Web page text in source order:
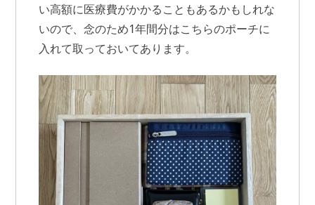
い高額に医療費がかかることもあるかもしれな
いので、念のため1年間分はこちらのポーチに
入れて取っておいてあります。